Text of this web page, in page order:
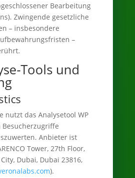
Bearbeitung
Zwingende gesetzliche
– insbesondere
–
Tools und
nutzt das Analysetool WP
Besucherzugriffe
Anbieter ist
Tower, 27th Floor,
Dubai, Dubai 23816,
).